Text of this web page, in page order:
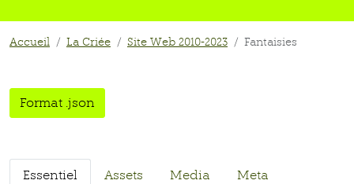
Accueil La Criée Site Web 2010-2023 Fantaisies
Format .json
Essentiel Assets Media Meta